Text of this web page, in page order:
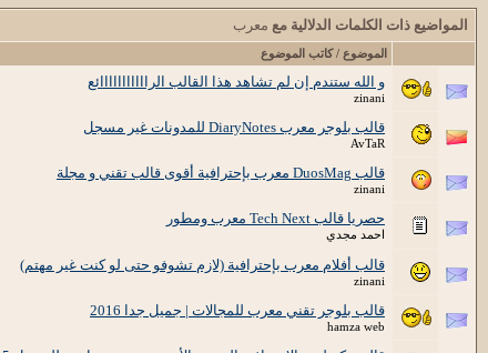
المواضيع ذات الكلمات الدلالية مع معرب
الموضوع / كاتب الموضوع
و الله ستندم إن لم تشاهد هذا القالب الرااااااااااائع
zinani
قالب بلوجر معرب DiaryNotes للمدونات غير مسجل
AvTaR
قالب DuosMag معرب بإحترافية أقوى قالب تقني و مجلة
zinani
حصريا قالب Tech Next معرب ومطور
احمد مجدي
قالب أفلام معرب بإحترافية (لازم تشوفو حتى لو كنت غير مهتم)
zinani
قالب بلوجر تقني معرب للمجالات | جميل جدا 2016
hamza web